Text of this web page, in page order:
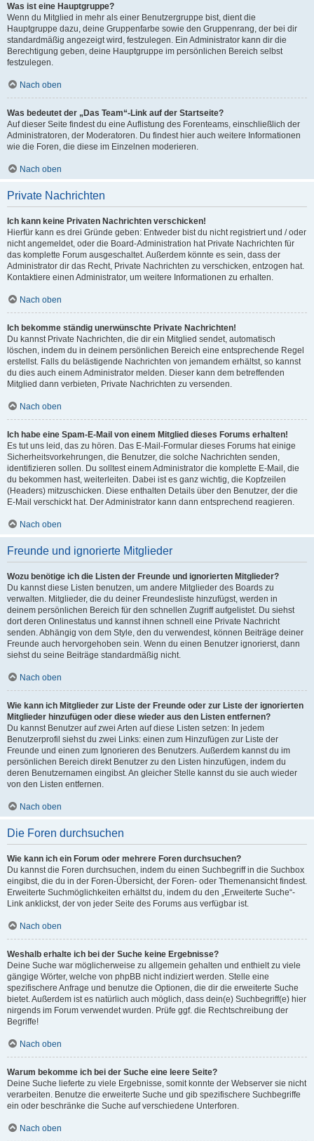
Was ist eine Hauptgruppe?
Wenn du Mitglied in mehr als einer Benutzergruppe bist, dient die
Hauptgruppe dazu, deine Gruppenfarbe sowie den Gruppenrang, der bei dir
standardmäßig angezeigt wird, festzulegen. Ein Administrator kann dir die
Berechtigung geben, deine Hauptgruppe im persönlichen Bereich selbst
festzulegen.
Nach oben
Was bedeutet der „Das Team“-Link auf der Startseite?
Auf dieser Seite findest du eine Auflistung des Forenteams, einschließlich der
Administratoren, der Moderatoren. Du findest hier auch weitere Informationen
wie die Foren, die diese im Einzelnen moderieren.
Nach oben
Private Nachrichten
Ich kann keine Privaten Nachrichten verschicken!
Hierfür kann es drei Gründe geben: Entweder bist du nicht registriert und / oder
nicht angemeldet, oder die Board-Administration hat Private Nachrichten für
das komplette Forum ausgeschaltet. Außerdem könnte es sein, dass der
Administrator dir das Recht, Private Nachrichten zu verschicken, entzogen hat.
Kontaktiere einen Administrator, um weitere Informationen zu erhalten.
Nach oben
Ich bekomme ständig unerwünschte Private Nachrichten!
Du kannst Private Nachrichten, die dir ein Mitglied sendet, automatisch
löschen, indem du in deinem persönlichen Bereich eine entsprechende Regel
erstellst. Falls du belästigende Nachrichten von jemandem erhältst, so kannst
du dies auch einem Administrator melden. Dieser kann dem betreffenden
Mitglied dann verbieten, Private Nachrichten zu versenden.
Nach oben
Ich habe eine Spam-E-Mail von einem Mitglied dieses Forums erhalten!
Es tut uns leid, das zu hören. Das E-Mail-Formular dieses Forums hat einige
Sicherheitsvorkehrungen, die Benutzer, die solche Nachrichten senden,
identifizieren sollen. Du solltest einem Administrator die komplette E-Mail, die
du bekommen hast, weiterleiten. Dabei ist es ganz wichtig, die Kopfzeilen
(Headers) mitzuschicken. Diese enthalten Details über den Benutzer, der die
E-Mail verschickt hat. Der Administrator kann dann entsprechend reagieren.
Nach oben
Freunde und ignorierte Mitglieder
Wozu benötige ich die Listen der Freunde und ignorierten Mitglieder?
Du kannst diese Listen benutzen, um andere Mitglieder des Boards zu
verwalten. Mitglieder, die du deiner Freundesliste hinzufügst, werden in
deinem persönlichen Bereich für den schnellen Zugriff aufgelistet. Du siehst
dort deren Onlinestatus und kannst ihnen schnell eine Private Nachricht
senden. Abhängig von dem Style, den du verwendest, können Beiträge deiner
Freunde auch hervorgehoben sein. Wenn du einen Benutzer ignorierst, dann
siehst du seine Beiträge standardmäßig nicht.
Nach oben
Wie kann ich Mitglieder zur Liste der Freunde oder zur Liste der ignorierten
Mitglieder hinzufügen oder diese wieder aus den Listen entfernen?
Du kannst Benutzer auf zwei Arten auf diese Listen setzen: In jedem
Benutzerprofil siehst du zwei Links: einen zum Hinzufügen zur Liste der
Freunde und einen zum Ignorieren des Benutzers. Außerdem kannst du im
persönlichen Bereich direkt Benutzer zu den Listen hinzufügen, indem du
deren Benutzernamen eingibst. An gleicher Stelle kannst du sie auch wieder
von den Listen entfernen.
Nach oben
Die Foren durchsuchen
Wie kann ich ein Forum oder mehrere Foren durchsuchen?
Du kannst die Foren durchsuchen, indem du einen Suchbegriff in die Suchbox
eingibst, die du in der Foren-Übersicht, der Foren- oder Themenansicht findest.
Erweiterte Suchmöglichkeiten erhältst du, indem du den „Erweiterte Suche“-
Link anklickst, der von jeder Seite des Forums aus verfügbar ist.
Nach oben
Weshalb erhalte ich bei der Suche keine Ergebnisse?
Deine Suche war möglicherweise zu allgemein gehalten und enthielt zu viele
gängige Wörter, welche von phpBB nicht indiziert werden. Stelle eine
spezifischere Anfrage und benutze die Optionen, die dir die erweiterte Suche
bietet. Außerdem ist es natürlich auch möglich, dass dein(e) Suchbegriff(e) hier
nirgends im Forum verwendet wurden. Prüfe ggf. die Rechtschreibung der
Begriffe!
Nach oben
Warum bekomme ich bei der Suche eine leere Seite?
Deine Suche lieferte zu viele Ergebnisse, somit konnte der Webserver sie nicht
verarbeiten. Benutze die erweiterte Suche und gib spezifischere Suchbegriffe
ein oder beschränke die Suche auf verschiedene Unterforen.
Nach oben